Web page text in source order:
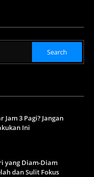
Jam 3 Pagi? Jangan
Ini
yang Diam-Diam
dan Sulit Fokus